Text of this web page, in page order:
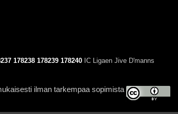
178238 178239 178240IC Ligaen Jive D'manns
ilman tarkempaa sopimista